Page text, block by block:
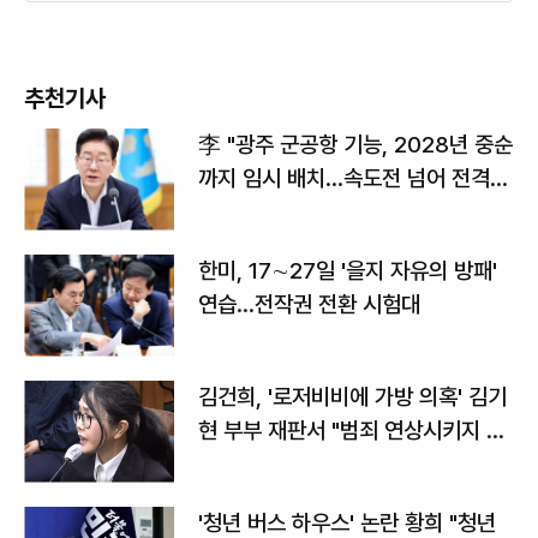
추천기사
李 "광주 군공항 기능, 2028년 중순
까지 임시 배치…속도전 넘어 전격
한미, 17∼27일 '을지 자유의 방패'
연습…전작권 전환 시험대
김건희, '로저비비에 가방 의혹' 김기
현 부부 재판서 "범죄 연상시키지 말
'청년 버스 하우스' 논란 황희 "청년